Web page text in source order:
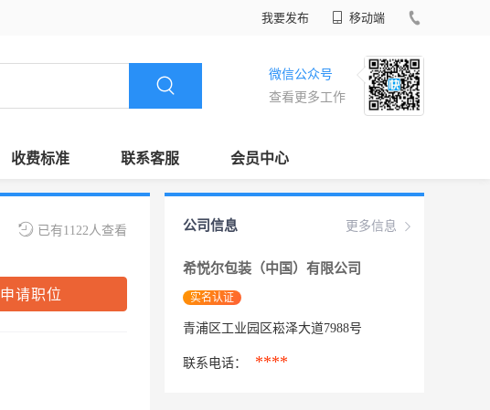
我要发布 移动端
微信公众号
查看更多工作
收费标准 联系客服 会员中心
已有1122人查看
申请职位
更多信息
公司信息
希悦尔包装（中国）有限公司
实名认证
青浦区工业园区崧泽大道7988号
联系电话： ****